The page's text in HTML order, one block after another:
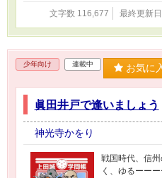
のお話。 ※こ
と違う部分が
新中】
文字数 116,677 最終更新
少年向け 連載中 お気に
眞田井戸で逢いましょう
神光寺かをり
戦国時代、信
く、ゆるーー